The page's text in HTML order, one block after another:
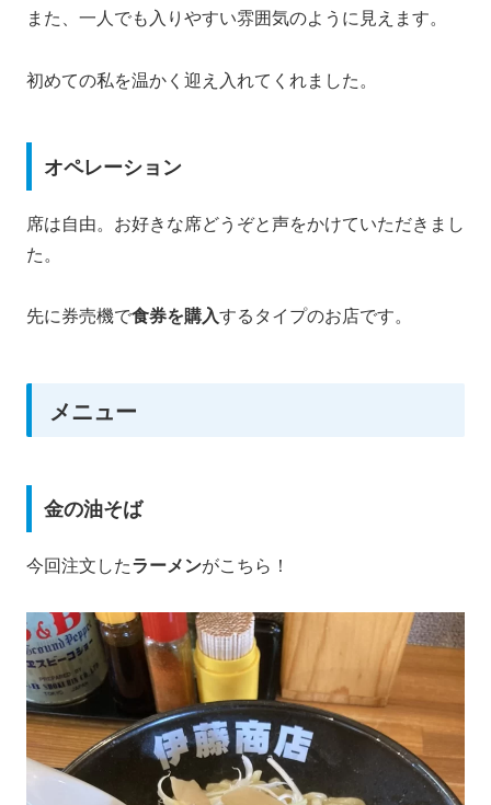
また、一人でも入りやすい雰囲気のように見えます。
初めての私を温かく迎え入れてくれました。
オペレーション
席は自由。お好きな席どうぞと声をかけていただきまし
た。
先に券売機で食券を購入するタイプのお店です。
メニュー
金の油そば
今回注文したラーメンがこちら！